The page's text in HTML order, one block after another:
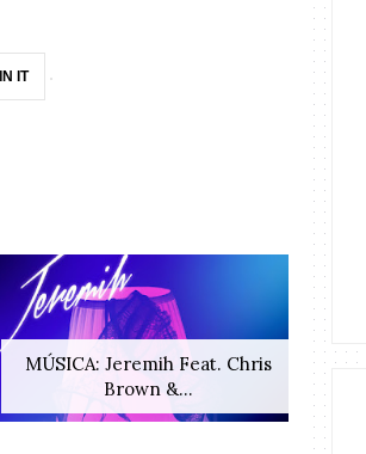
IT
MÚSICA: Jeremih Feat. Chris
Brown &...